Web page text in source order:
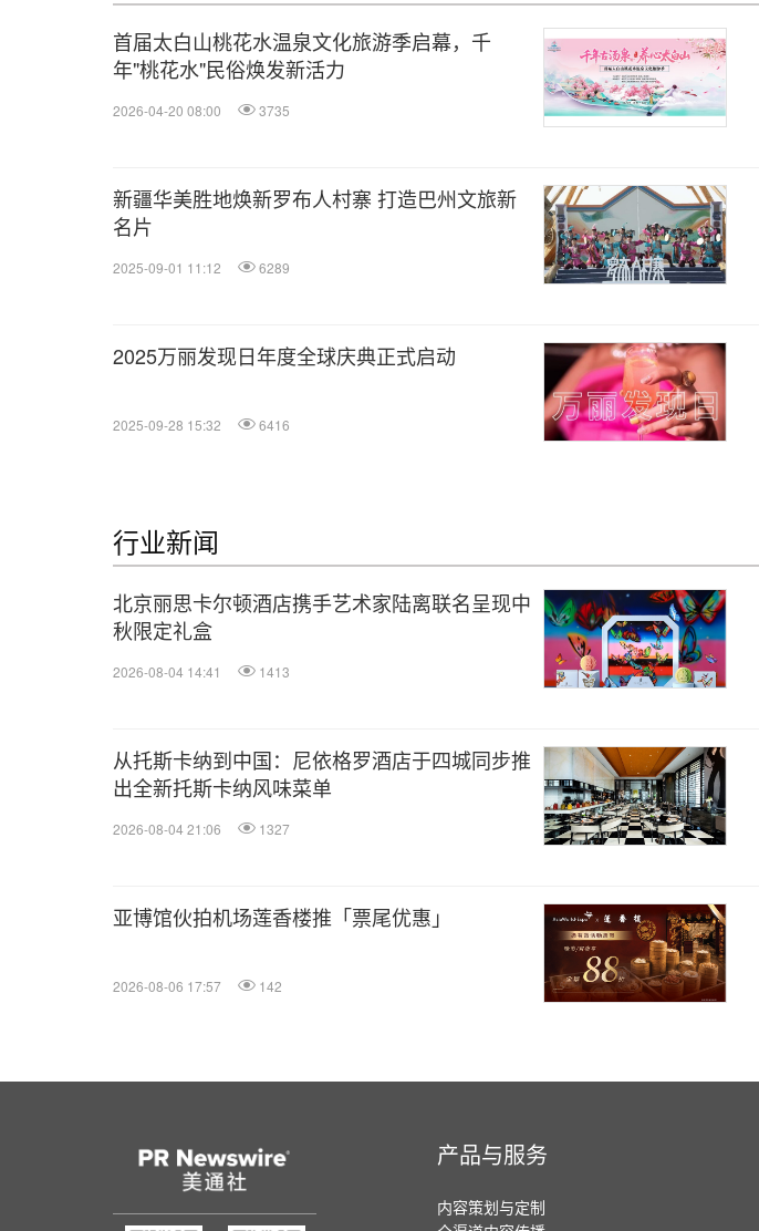
首届太白山桃花水温泉文化旅游季启幕，千
年"桃花水"民俗焕发新活力
2026-04-20 08:00 3735
新疆华美胜地焕新罗布人村寨 打造巴州文旅新
名片
2025-09-01 11:12 6289
2025万丽发现日年度全球庆典正式启动
2025-09-28 15:32 6416
行业新闻
北京丽思卡尔顿酒店携手艺术家陆离联名呈现中
秋限定礼盒
2026-08-04 14:41 1413
从托斯卡纳到中国：尼依格罗酒店于四城同步推
出全新托斯卡纳风味菜单
2026-08-04 21:06 1327
亚博馆伙拍机场莲香楼推「票尾优惠」
2026-08-06 17:57 142
产品与服务
内容策划与定制